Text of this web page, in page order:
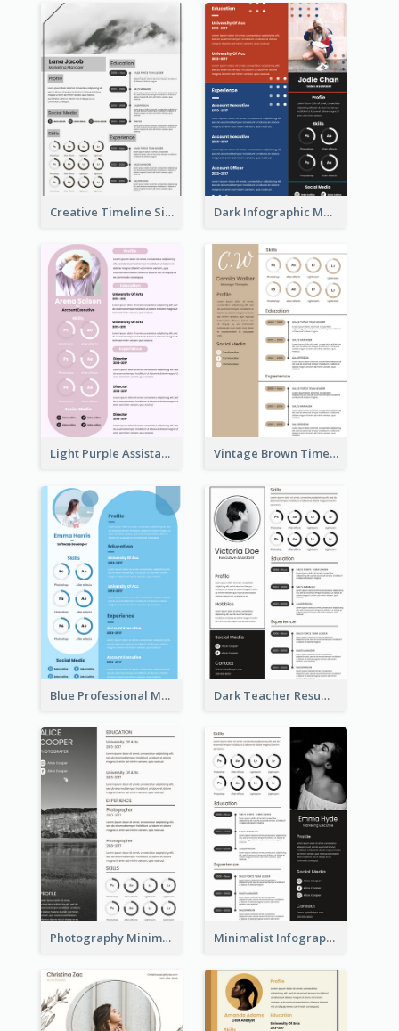
Creative Timeline Simple Resume Dark Infographic Marketing Assistant Resume
Light Purple Assistant Resume Vintage Brown Timeline Resume
Blue Professional Marketing Resume Dark Teacher Resume
Photography Minimalist Design Resume Minimalist Infographic Resume